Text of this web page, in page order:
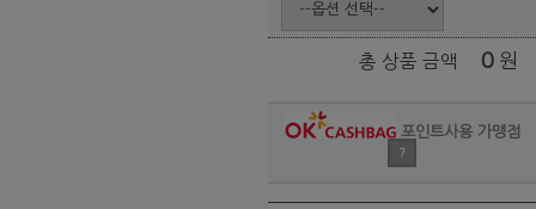
총 상품 금액 0 원
포인트사용 가맹점
?